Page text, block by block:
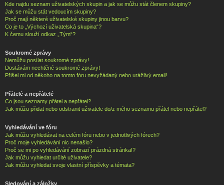
Kde najdu seznam uživatelských skupin a jak se můžu stát členem skupiny?
Jak se můžu stát vedoucím skupiny?
Proč mají některé uživatelské skupiny jinou barvu?
Co je to „Výchozí uživatelská skupina“?
K čemu slouží odkaz „Tým“?
Soukromé zprávy
Nemůžu posílat soukromé zprávy!
Dostávám nechtěné soukromé zprávy!
Přišel mi od někoho na tomto fóru nevyžádaný nebo urážlivý email!
Přátelé a nepřátelé
Co jsou seznamy přátel a nepřátel?
Jak můžu přidat nebo odstranit uživatele do/z mého seznamu přátel nebo nepřátel?
Vyhledávání ve fóru
Jak můžu vyhledávat na celém fóru nebo v jednotlivých fórech?
Proč moje vyhledávání nic nenašlo?
Proč se mi po vyhledávání zobrazí prázdná stránka!?
Jak můžu vyhledat určité uživatele?
Jak můžu vyhledat svoje vlastní příspěvky a témata?
Sledování a záložky